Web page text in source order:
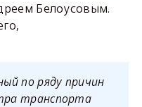
Белоусовым.
по ряду причин
транспорта